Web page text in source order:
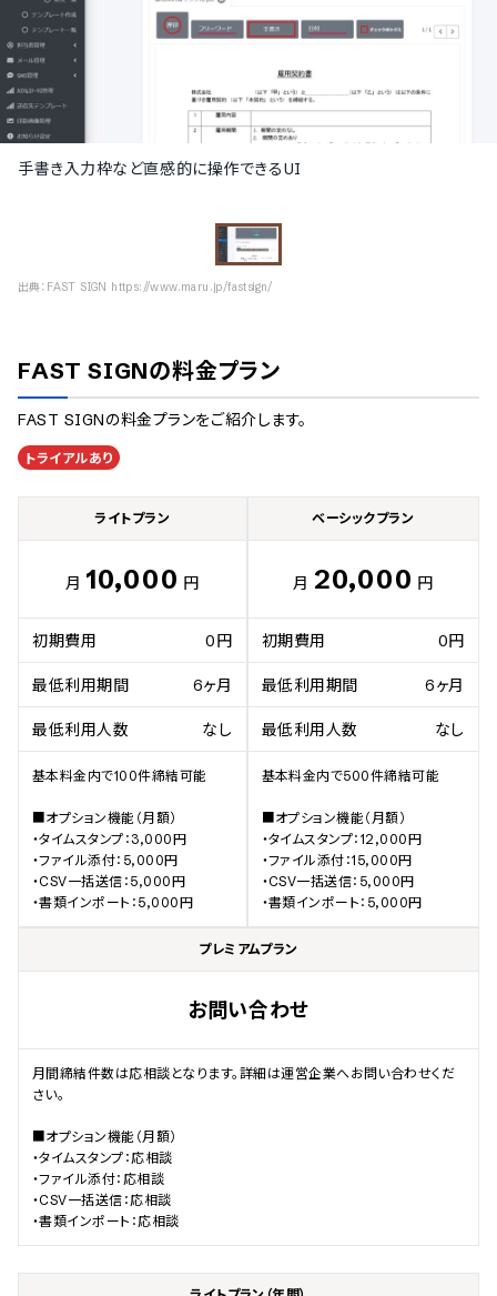
手書き入力枠など直感的に操作できるUI
出典： FAST SIGN https://www.maru.jp/fastsign/
FAST SIGNの料金プラン
FAST SIGNの料金プランをご紹介します。
トライアルあり
ライトプラン
月 10,000 円
初期費用 0円
最低利用期間 6ヶ月
最低利用人数 なし
基本料金内で100件締結可能
■オプション機能（月額）
・タイムスタンプ：3,000円
・ファイル添付：5,000円
・CSV一括送信：5,000円
・書類インポート：5,000円
ベーシックプラン
月 20,000 円
初期費用 0円
最低利用期間 6ヶ月
最低利用人数 なし
基本料金内で500件締結可能
■オプション機能（月額）
・タイムスタンプ：12,000円
・ファイル添付：15,000円
・CSV一括送信：5,000円
・書類インポート：5,000円
プレミアムプラン
お問い合わせ
月間締結件数は応相談となります。詳細は運営企業へお問い合わせくだ
さい。
■オプション機能（月額）
・タイムスタンプ：応相談
・ファイル添付：応相談
・CSV一括送信：応相談
・書類インポート：応相談